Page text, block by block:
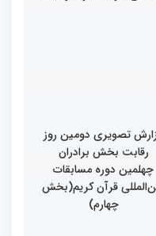
تصویری دومین روز
رقابت بخش برادران
چهلمین دوره مسابقات
قرآن کریم(بخش
چهارم)